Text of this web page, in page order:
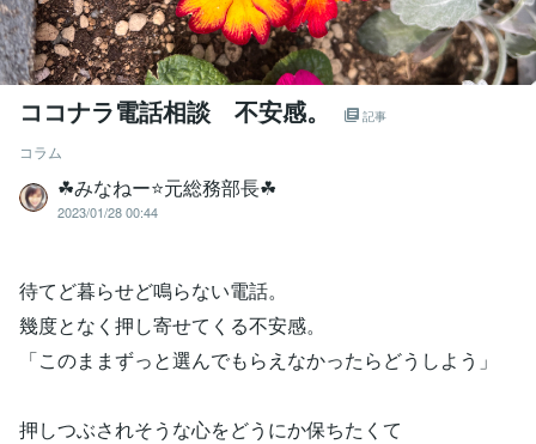
ココナラ電話相談 不安感。 記事
コラム
☘みなねー⭐️元総務部長☘
2023/01/28 00:44
待てど暮らせど鳴らない電話。
幾度となく押し寄せてくる不安感。
「このままずっと選んでもらえなかったらどうしよう」
押しつぶされそうな心をどうにか保ちたくて